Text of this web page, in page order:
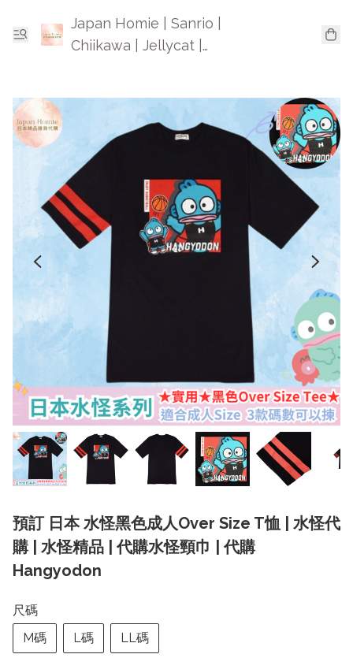
Japan Homie | Sanrio |
Chiikawa | Jellycat |
預訂 日本 水怪黑色成人Over Size T恤 | 水怪代
購 | 水怪精品 | 代購水怪頸巾 | 代購
Hangyodon
尺碼
M碼
L碼 LL碼